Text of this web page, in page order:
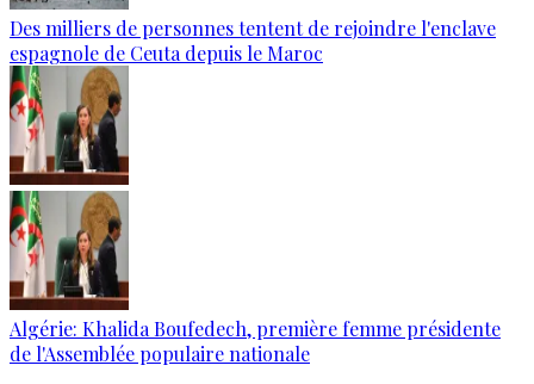
Des milliers de personnes tentent de rejoindre l'enclave
espagnole de Ceuta depuis le Maroc
Algérie: Khalida Boufedech, première femme présidente
de l'Assemblée populaire nationale